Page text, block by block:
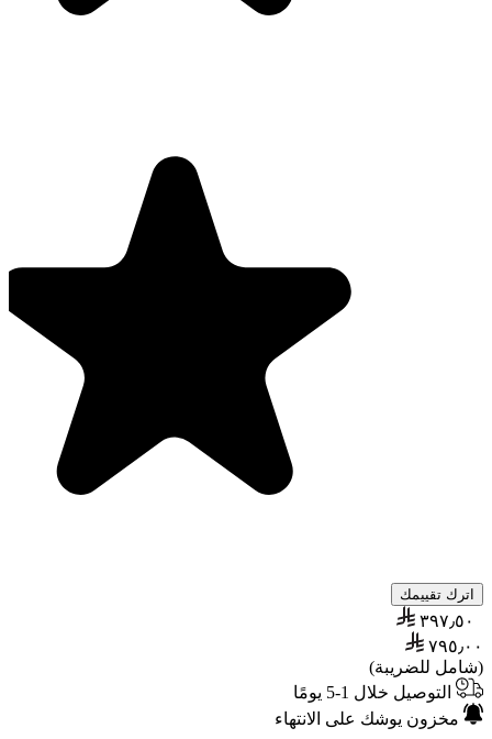
اترك تقييمك
٣٩٧٫٥٠
٧٩٥٫٠٠
(شامل للضريبة)
التوصيل خلال 1-5 يومًا
مخزون يوشك على الانتهاء